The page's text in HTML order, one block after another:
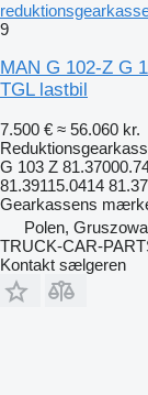
9
MAN G 102-Z G
TGL lastbil
7.500 € ≈ 56.060 kr.
G 103 Z
81.39115.0414
Gearkassens
Polen,
TRUCK-CAR-
Kontakt sælgeren